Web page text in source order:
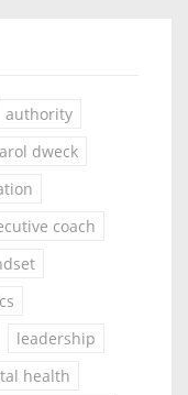
authority
dweck
coach
leadership
health